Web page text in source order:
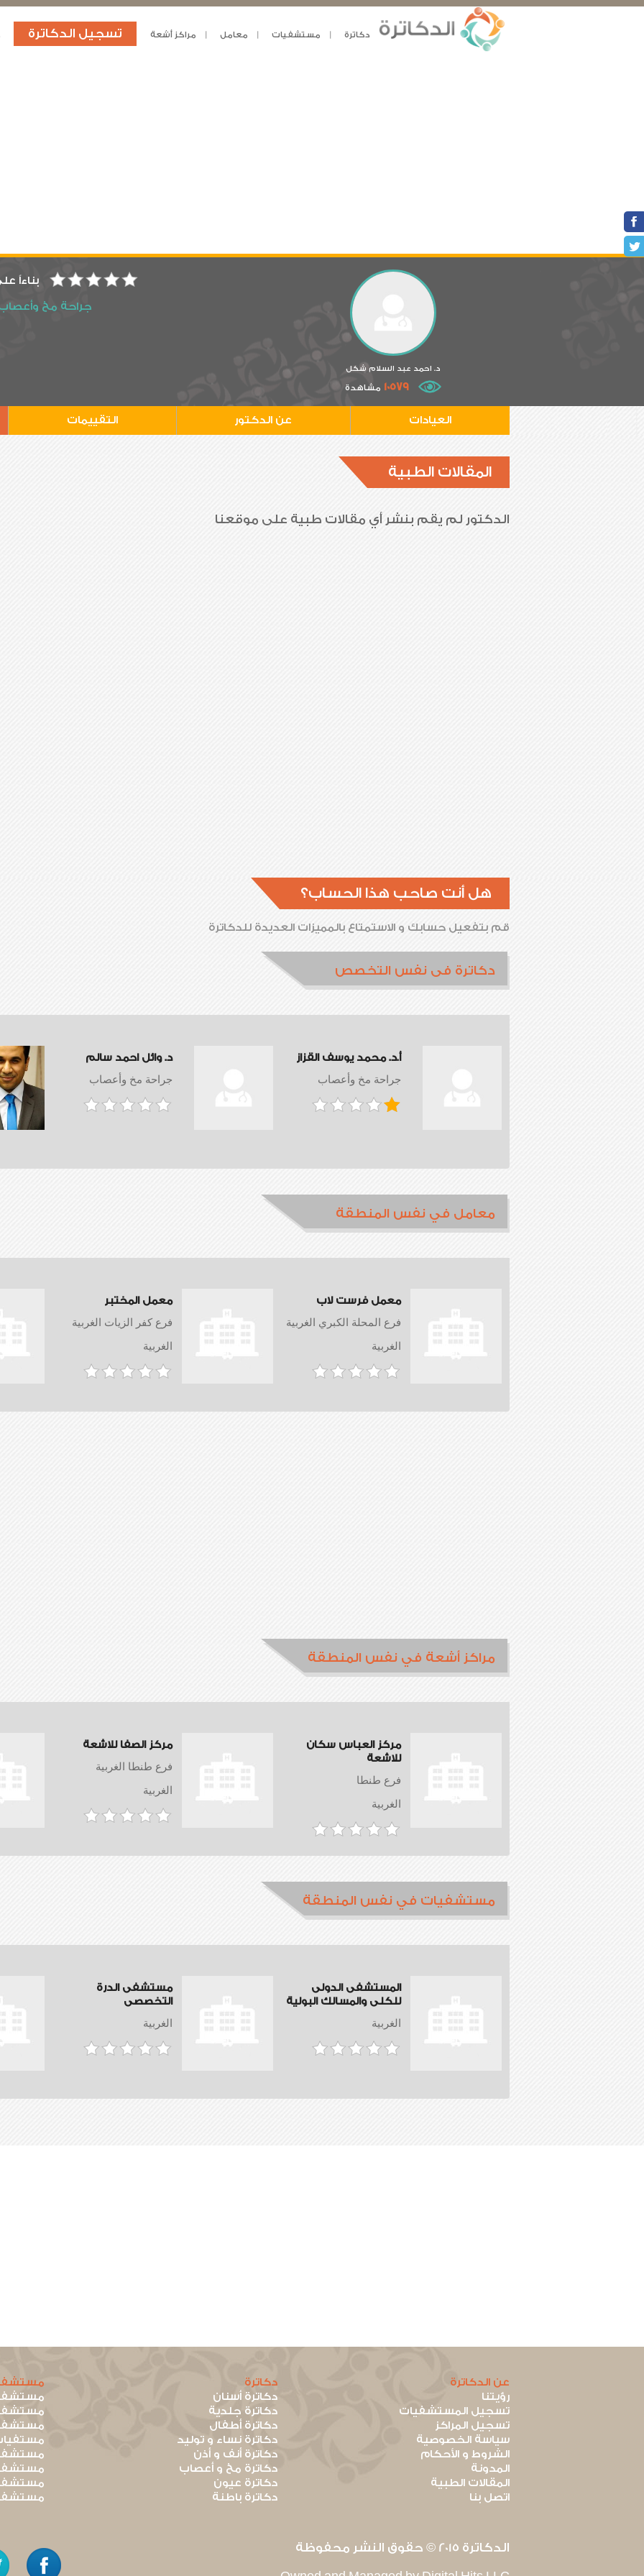
دكاترة مستشفيات معامل مراكز أشعة تسجيل الدكاترة
د. احمد عبد السلام شكل
10579 مشاهدة
بناءاً
جراحة مخ
العيادات عن الدكتور التقييمات
المقالات الطبية
الدكتور لم يقم بنشر أي مقالات طبية على موقعنا
هل أنت صاحب هذا الحساب؟
قم بتفعيل حسابك و الاستمتاع بالمميزات العديدة للدكاترة
دكاترة فى نفس التخصص
د. وائل احمد سالم
جراحة مخ وأعصاب
أ.د. محمد يوسف القزاز
جراحة مخ وأعصاب
معامل في نفس المنطقة
معمل المختبر
فرع كفر الزيات الغربية
الغربية
معمل فرست لاب
فرع المحلة الكبري الغربية
الغربية
مراكز أشعة في نفس المنطقة
مركز الصفا للاشعة
فرع طنطا الغربية
الغربية
مركز العباس سكان
للاشعة
فرع طنطا
الغربية
مستشفيات في نفس المنطقة
مستشفى الدرة
التخصصى
الغربية
المستشفى الدولى
للكلى والمسالك البولية
الغربية
عن الدكاترة
رؤيتنا
تسجيل المستشفيات
تسجيل المراكز
سياسة الخصوصية
الشروط و الأحكام
المدونة
المقالات الطبية
اتصل بنا
دكاترة
دكاترة أسنان
دكاترة جلدية
دكاترة أطفال
دكاترة نساء و توليد
دكاترة أنف و أذن
دكاترة مخ و أعصاب
دكاترة عيون
دكاترة باطنة
الدكاترة 2015 © حقوق النشر محفوظة